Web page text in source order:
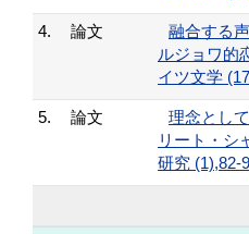
4. 論文
融合する
ルジョワ的
イツ文学
5. 論文
理念とし
リート・シ
研究 (1),82-